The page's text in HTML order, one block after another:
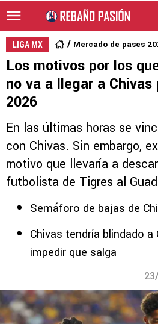
LIGA MX Mercado de pases
Los motivos por los
no va a llegar a Chivas
2026
En las últimas horas se
con Chivas. Sin embargo,
motivo que llevaría a
futbolista de Tigres al
Semáforo de bajas de
Chivas tendría blindado
impedir que salga